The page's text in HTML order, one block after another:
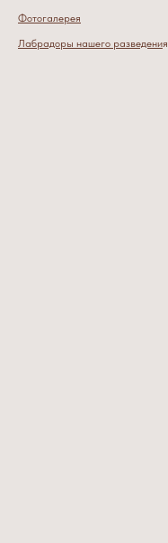
Фотогалерея
Лабрадоры нашего разведения